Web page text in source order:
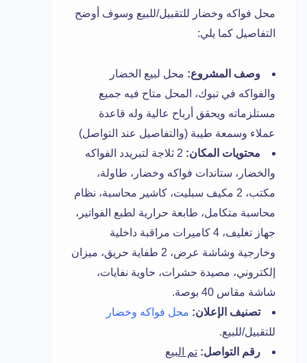
محل فواكه وخضار للتقبيل/للبيع وسوف أوضح
التفاصيل كما يلي:
وصف المشروع: محل لبيع الخضار
والفواكه في تبوك، المحل متاح فيه جميع
مستلزماته ويحقق أرباح عالية وله قاعدة
عملاء وسمعة طيبة (والتفاصيل عند التواصل)
محتويات المكان:
2 ثلاجة لتبريدد الفواكه
والخضار، ستاندات فواكه وخضار، طاولة،
مكتب، 2 مكيف سبليت، كاشير محاسبة، نظام
محاسبة متكامل، طابعة حرارية لطبع الفواتير،
جهاز تغليف، 4 كاميرات مراقبة داخلية
وخارجية وشاشة عرض، 2 طفاية حريق، ميزان
إلكتروني، مصيدة حشرات، حاوية نفايات،
شاشة مقاس 40 بوصة.
تصنيف الإعلان: محل فواكه وخضار
للتقبيل/للبيع.
رقم التواصل: تم البيع